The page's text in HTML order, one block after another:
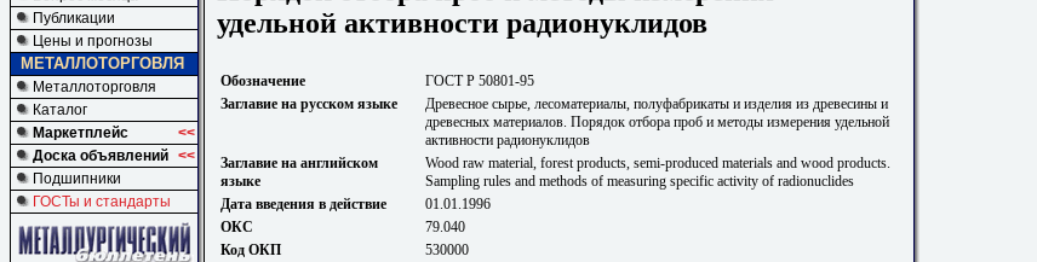
Публикации
Цены и прогнозы
МЕТАЛЛОТОРГОВЛЯ
Металлоторговля
Каталог
Маркетплейс
<<
Доска объявлений <<
Подшипники
ГОСТы и стандарты
удельной активности радионуклидов
Обозначение
ГОСТ Р 50801-95
Заглавие на русском языке
Древесное сырье, лесоматериалы, полуфабрикаты и изделия из древесины и
древесных материалов. Порядок отбора проб и методы измерения удельной
активности радионуклидов
Заглавие на английском
языке
Wood raw material, forest products, semi-produced materials and wood products.
Sampling rules and methods of measuring specific activity of radionuclides
Дата введения в действие
01.01.1996
ОКС
79.040
Код ОКП
530000